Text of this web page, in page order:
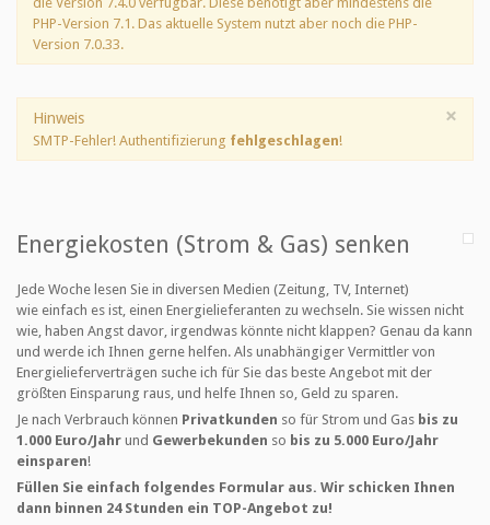
PHP-Version 7.1. Das aktuelle System nutzt aber noch die PHP-
Version 7.0.33.
×
Hinweis
SMTP-Fehler! Authentifizierung fehlgeschlagen!
Energiekosten (Strom & Gas) senken
Jede Woche lesen Sie in diversen Medien (Zeitung, TV, Internet)
wie einfach es ist, einen Energielieferanten zu wechseln. Sie wissen nicht
wie, haben Angst davor, irgendwas könnte nicht klappen? Genau da kann
und werde ich Ihnen gerne helfen. Als unabhängiger Vermittler von
Energielieferverträgen suche ich für Sie das beste Angebot mit der
größten Einsparung raus, und helfe Ihnen so, Geld zu sparen.
Je nach Verbrauch können Privatkunden so für Strom und Gas bis zu
1.000 Euro/Jahr und Gewerbekunden so bis zu 5.000 Euro/Jahr
einsparen!
Füllen Sie einfach folgendes Formular aus. Wir schicken Ihnen
dann binnen 24 Stunden ein TOP-Angebot zu!